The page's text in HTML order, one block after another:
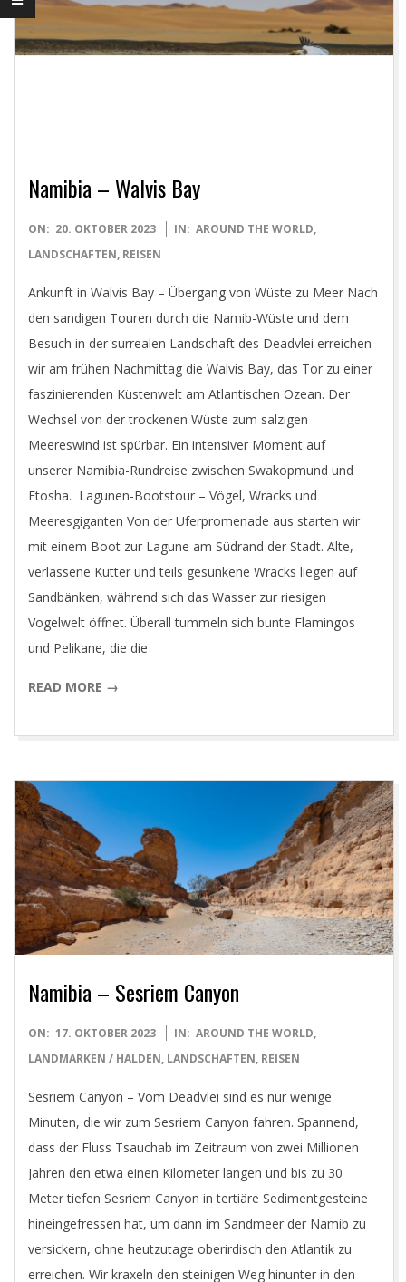
Namibia – Walvis Bay
2023-
10-
ON: 20. OKTOBER 2023 IN: AROUND THE WORLD,
LANDSCHAFTEN, REISEN
Ankunft in Walvis Bay – Übergang von Wüste zu Meer Nach
den sandigen Touren durch die Namib-Wüste und dem
Besuch in der surrealen Landschaft des Deadvlei erreichen
wir am frühen Nachmittag die Walvis Bay, das Tor zu einer
faszinierenden Küstenwelt am Atlantischen Ozean. Der
Wechsel von der trockenen Wüste zum salzigen
Meereswind ist spürbar. Ein intensiver Moment auf
unserer Namibia-Rundreise zwischen Swakopmund und
Etosha. Lagunen-Bootstour – Vögel, Wracks und
Meeresgiganten Von der Uferpromenade aus starten wir
mit einem Boot zur Lagune am Südrand der Stadt. Alte,
verlassene Kutter und teils gesunkene Wracks liegen auf
Sandbänken, während sich das Wasser zur riesigen
Vogelwelt öffnet. Überall tummeln sich bunte Flamingos
und Pelikane, die die
READ MORE →
Namibia – Sesriem Canyon
2023-
10-
ON: 17. OKTOBER 2023 IN: AROUND THE WORLD,
LANDMARKEN / HALDEN, LANDSCHAFTEN, REISEN
Sesriem Canyon – Vom Deadvlei sind es nur wenige
Minuten, die wir zum Sesriem Canyon fahren. Spannend,
dass der Fluss Tsauchab im Zeitraum von zwei Millionen
Jahren den etwa einen Kilometer langen und bis zu 30
Meter tiefen Sesriem Canyon in tertiäre Sedimentgesteine
hineingefressen hat, um dann im Sandmeer der Namib zu
versickern, ohne heutzutage oberirdisch den Atlantik zu
erreichen. Wir kraxeln den steinigen Weg hinunter in den